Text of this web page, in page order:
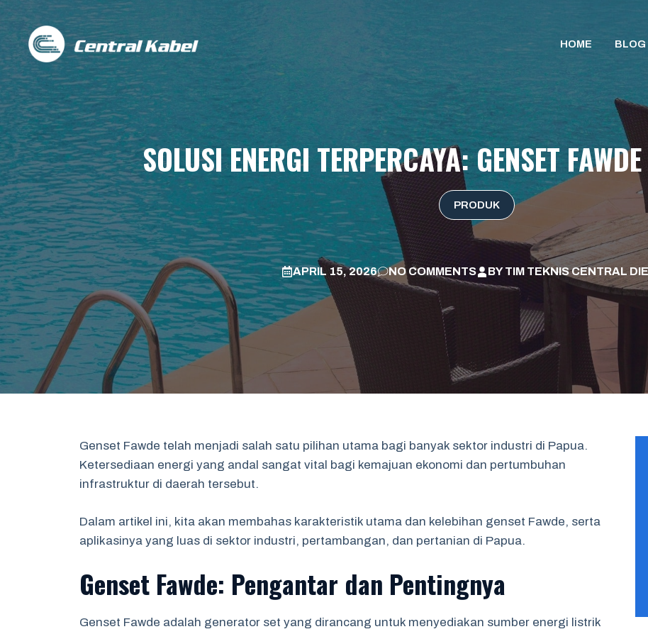
Skip
to
content
HOME BLOG
SOLUSI ENERGI TERPERCAYA: GENSET
PRODUK
APRIL 15, 2026 NO COMMENTS BYTIM TEKNIS CENTRAL
Genset Fawde telah menjadi salah satu pilihan utama bagi banyak sektor industri di Papua.
Ketersediaan energi yang andal sangat vital bagi kemajuan ekonomi dan pertumbuhan
infrastruktur di daerah tersebut.
Dalam artikel ini, kita akan membahas karakteristik utama dan kelebihan genset Fawde, serta
aplikasinya yang luas di sektor industri, pertambangan, dan pertanian di Papua.
Genset Fawde: Pengantar dan Pentingnya
Genset Fawde adalah generator set yang dirancang untuk menyediakan sumber energi listrik